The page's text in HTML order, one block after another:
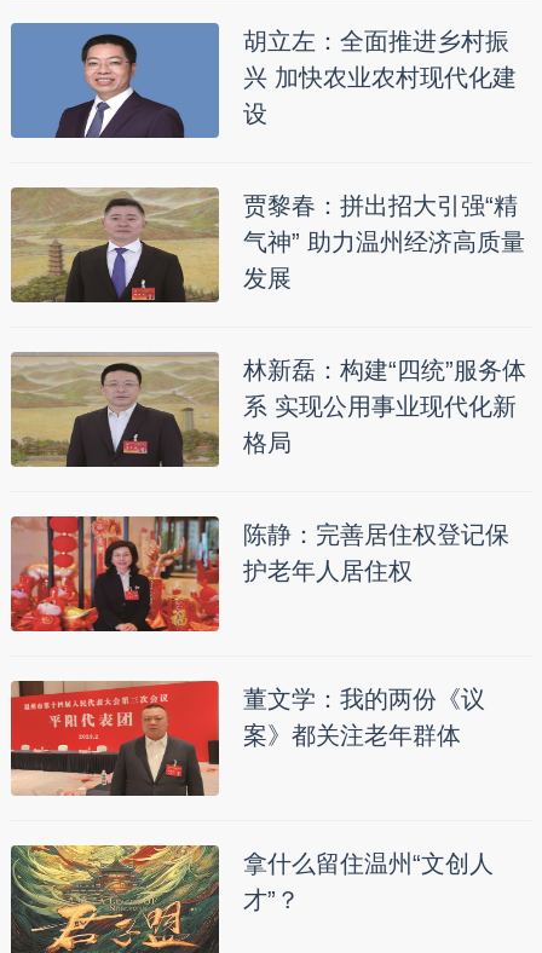
胡立左：全面推进乡村振
兴 加快农业农村现代化建
设
贾黎春：拼出招大引强“精
气神” 助力温州经济高质量
发展
林新磊：构建“四统”服务体
系 实现公用事业现代化新
格局
陈静：完善居住权登记保
护老年人居住权
董文学：我的两份《议
案》都关注老年群体
拿什么留住温州“文创人
才”？